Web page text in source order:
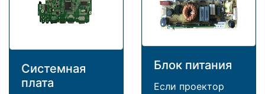
Системная
плата
Блок питания
Если проектор